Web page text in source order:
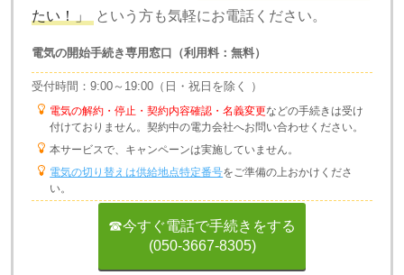
たい！」
という方も気軽にお電話ください。
電気の開始手続き専用窓口（利用料：無料）
受付時間：9:00～19:00（日・祝日を除く ）
電気の解約・停止・契約内容確認・名義変更などの手続きは受け
付けておりません。契約中の電力会社へお問い合わせください。
本サービスで、キャンペーンは実施していません。
電気の切り替えは供給地点特定番号をご準備の上おかけくださ
い。
☎今すぐ電話で手続きをする
(050-3667-8305)